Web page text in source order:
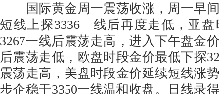
国际黄金周一震荡收涨，周一早间
短线上探3336一线后再度走低，亚
3267一线后震荡走高，进入下午盘金
后震荡走低，欧盘时段金价最低下探
震荡走高，美盘时段金价延续短线涨
步企稳于3350一线温和收盘。日线录